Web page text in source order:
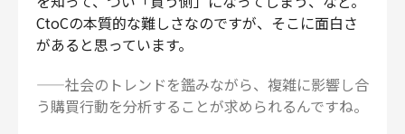
CtoCの本質的な難しさなのですが、そこに面白さ
があると思っています。
——社会のトレンドを鑑みながら、複雑に影響し合
う購買行動を分析することが求められるんですね。